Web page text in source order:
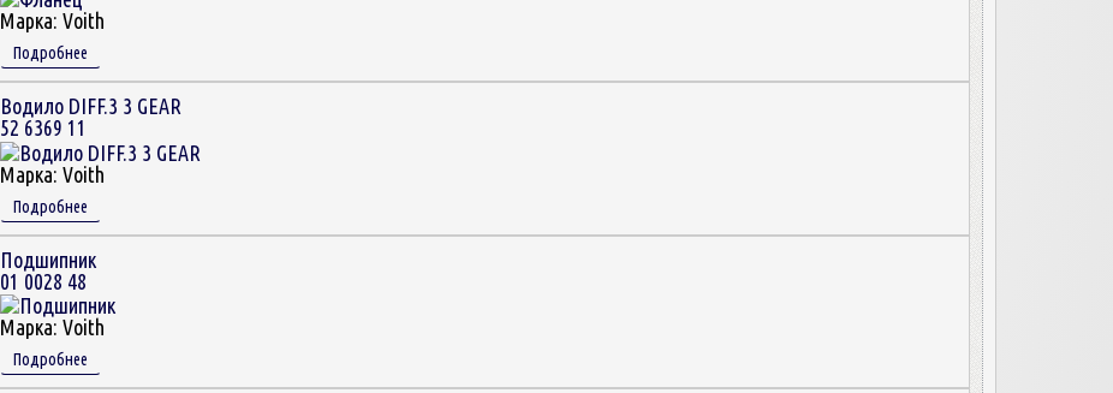
Марка: Voith
Подробнее
Водило DIFF.3 3 GEAR
52 6369 11
Марка: Voith
Подробнее
Подшипник
01 0028 48
Марка: Voith
Подробнее